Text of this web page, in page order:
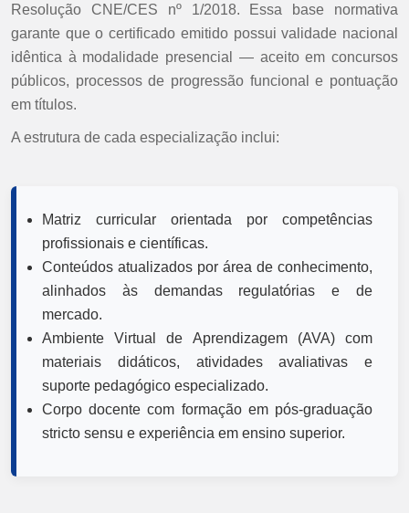
Resolução CNE/CES nº 1/2018. Essa base normativa
garante que o certificado emitido possui validade nacional
idêntica à modalidade presencial — aceito em concursos
públicos, processos de progressão funcional e pontuação
em títulos.
A estrutura de cada especialização inclui:
Matriz curricular orientada por competências
profissionais e científicas.
Conteúdos atualizados por área de conhecimento,
alinhados às demandas regulatórias e de
mercado.
Ambiente Virtual de Aprendizagem (AVA) com
materiais didáticos, atividades avaliativas e
suporte pedagógico especializado.
Corpo docente com formação em pós-graduação
stricto sensu e experiência em ensino superior.